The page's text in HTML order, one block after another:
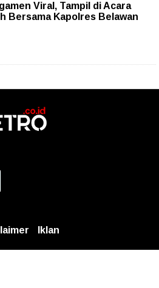
Viral, Tampil di Acara
Bersama Kapolres Belawan
Iklan